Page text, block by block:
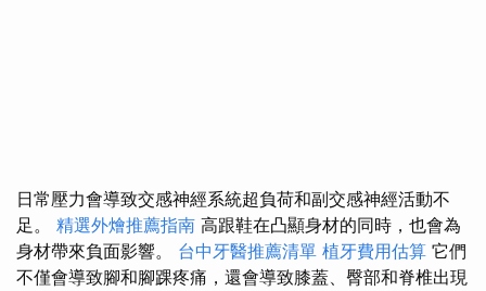
日常壓力會導致交感神經系統超負荷和副交感神經活動不
足。 精選外燴推薦指南 高跟鞋在凸顯身材的同時，也會為
身材帶來負面影響。 台中牙醫推薦清單 植牙費用估算 它們
不僅會導致腳和腳踝疼痛，還會導致膝蓋、臀部和脊椎出現